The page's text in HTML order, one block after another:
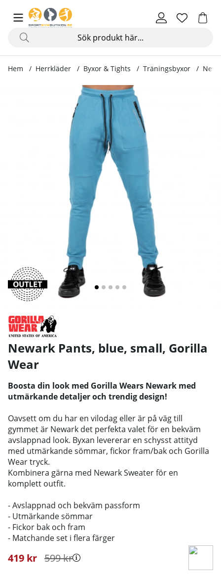
Hem Herrkläder Byxor & Tights Träningsbyxor
Produktbilder Newark Pants, blue
Newark Pants, blue, small, Gorilla
Wear
Boosta din look med Gorilla Wears Newark med
utmärkande detaljer och trendig design!
Oavsett om du har en vilodag eller är på väg till
gymmet är Newark det perfekta valet för en bekväm
avslappnad look. Byxan levererar en schysst attityd
med utmärkande sömmar, fickor fram/bak och Gorilla
Wear tryck.
Kombinera gärna med Newark Sweater för en
komplett outfit.
- Avslappnad och bekväm passform
- Utmärkande sömmar
- Fickor bak och fram
- Matchande set i flera färger
599kr
419 kr